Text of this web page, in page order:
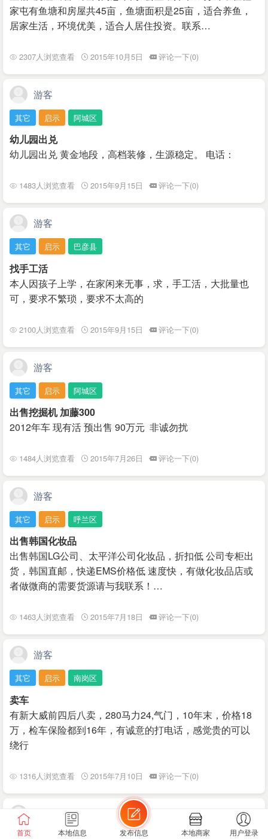
家屯有鱼塘和房屋共45亩，鱼塘面积是25亩，适合养鱼，
居家生活，环境优美，适合人居住投资。联系…
2307人浏览查看 2015年10月5日 评论一下(0)
游客
其它 启示 阿城区
幼儿园出兑
幼儿园出兑 黄金地段，高档装修，生源稳定。 电话：
1483人浏览查看 2015年9月15日 评论一下(0)
游客
其它 启示 巴彦县
找手工活
本人因孩子上学，在家闲来无事，求，手工活，大批量也
可，要求不繁琐，要求不太高的
2100人浏览查看 2015年9月15日 评论一下(0)
游客
其它 启示 阿城区
出售挖掘机 加藤300
2012年车 现有活 预出售 90万元 非诚勿扰
1484人浏览查看 2015年7月26日 评论一下(0)
游客
其它 启示 呼兰区
出售韩国化妆品
出售韩国LG公司、太平洋公司化妆品，折扣低 公司专柜出
货，韩国直邮，快递EMS价格低 速度快，有做化妆品店或
者做微商的需要货源请与我联系！…
1463人浏览查看 2015年7月18日 评论一下(0)
游客
其它 启示 南岗区
卖车
有新大威前四后八卖，280马力24,气门，10年末，价格18
万，检车保险都到16年，有诚意的打电话，感觉贵的可以
绕行
1316人浏览查看 2015年7月10日 评论一下(0)
其它 启示 T太古
首页 本地信息 发布信息 本地商家 用户登录